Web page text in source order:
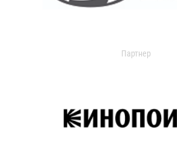
Партнер